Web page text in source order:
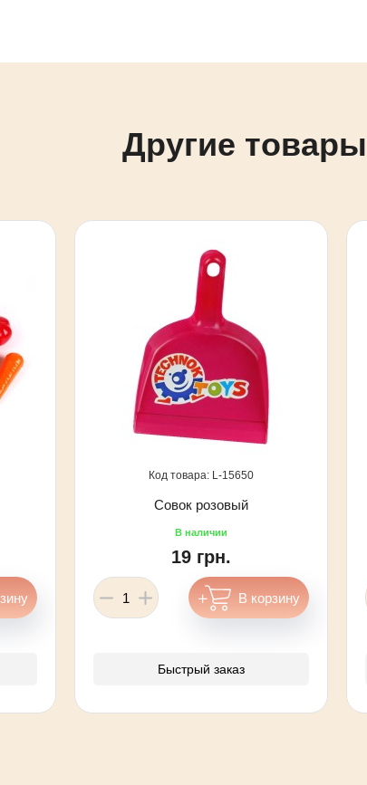
Другие
15650
Совок розовый
19 грн.
Быстрый заказ